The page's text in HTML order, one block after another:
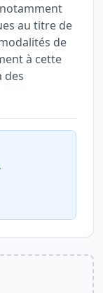
au titre de
de
à cette
des